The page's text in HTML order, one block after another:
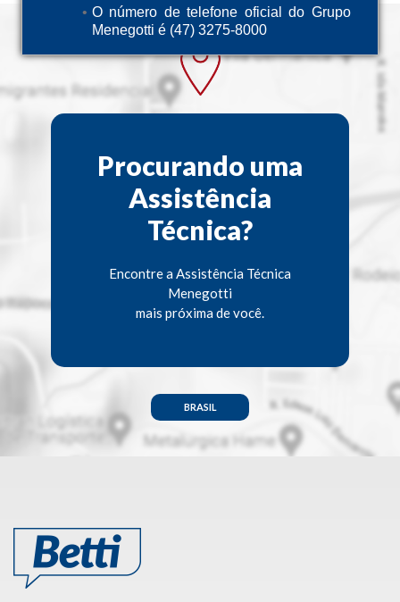
O número de telefone oficial do Grupo
Menegotti é (47) 3275-8000
Procurando uma
Assistência
Técnica?
Encontre a Assistência Técnica
Menegotti
mais próxima de você.
BRASIL